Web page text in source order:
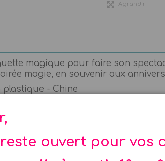
ouvert pour vos
Agrandir
magique pour faire son
magie, en souvenir aux
plastique - Chine